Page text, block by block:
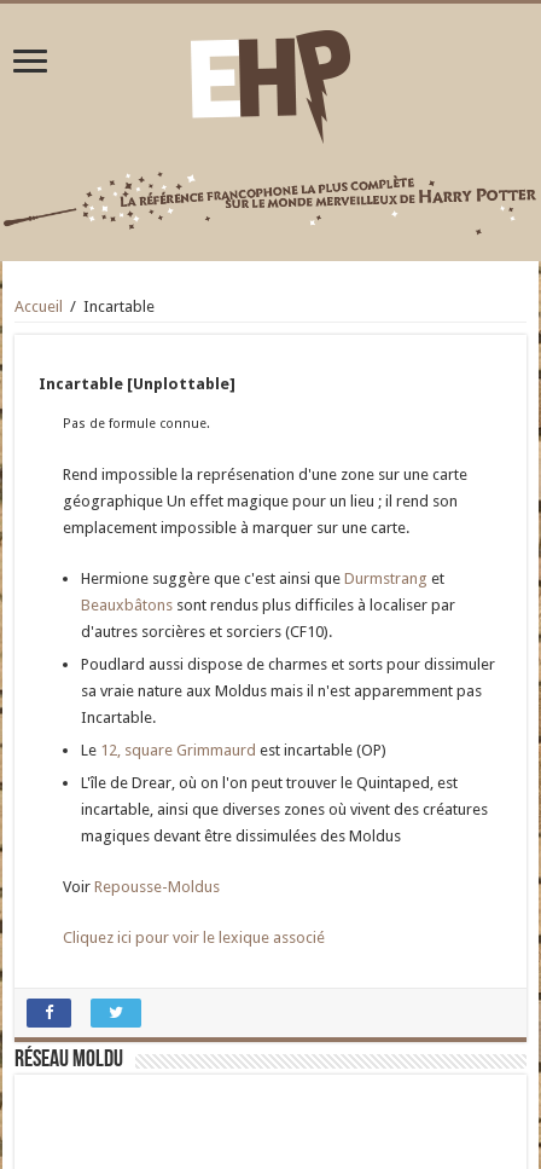
Accueil / Incartable
Incartable [Unplottable]
Pas de formule connue.
Rend impossible la représenation d'une zone sur une carte
géographique Un effet magique pour un lieu ; il rend son
emplacement impossible à marquer sur une carte.
Hermione suggère que c'est ainsi queDurmstrang et
Beauxbâtons sont rendus plus difficiles à localiser par
d'autres sorcières et sorciers (CF10).
Poudlard aussi dispose de charmes et sorts pour dissimuler
sa vraie nature aux Moldus mais il n'est apparemment pas
Incartable.
Le 12, square Grimmaurd est incartable (OP)
L'île de Drear, où on l'on peut trouver le Quintaped, est
incartable, ainsi que diverses zones où vivent des créatures
magiques devant être dissimulées des Moldus
VoirRepousse-Moldus
Cliquez ici pour voir le lexique associé
Réseau moldu